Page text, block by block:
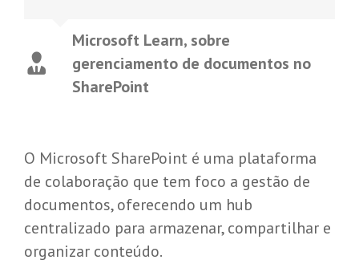
Microsoft Learn, sobre
gerenciamento de documentos no
SharePoint
O Microsoft SharePoint é uma plataforma
de colaboração que tem foco a gestão de
documentos, oferecendo um hub
centralizado para armazenar, compartilhar e
organizar conteúdo.